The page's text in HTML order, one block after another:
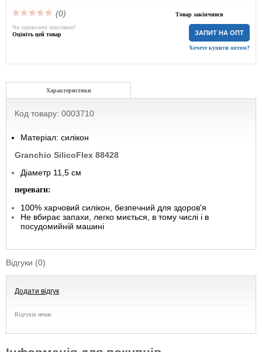
(0) Товар закінчився
ЗАПИТ НА ОПТ
Хочете купити оптом?
Чи задоволені покупкою?
Оцініть цей товар
Характеристики
Код товару: 0003710
Матеріал: силікон
Granchio SilicoFlex 88428
Діаметр 11,5 см
переваги:
100% харчовий силікон, безпечний для здоров'я
Не вбирає запахи, легко миється, в тому числі і в
посудомийній машині
Відгуки (0)
Додати відгук
Відгуків немає